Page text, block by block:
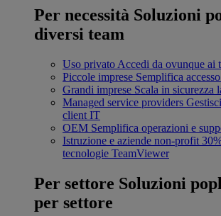
Per necessità Soluzioni
diversi team
Uso privato Accedi da ovunque ai
Piccole imprese Semplifica
Grandi imprese Scala in sicurezza
Managed service providers
client IT
OEM Semplifica operazioni e
Istruzione e aziende non-profit
tecnologie TeamViewer
Per settore Soluzioni
per settore